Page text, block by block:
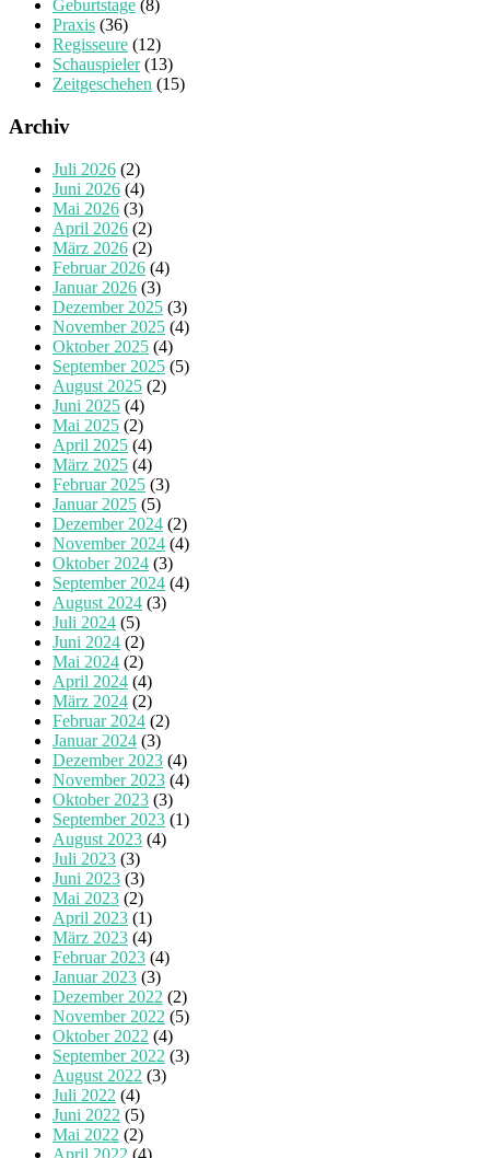
Geburtstage (8)
Praxis (36)
Regisseure (12)
Schauspieler(13)
Zeitgeschehen (15)
Archiv
Juli 2026 (2)
Juni 2026 (4)
Mai 2026 (3)
April 2026 (2)
März 2026 (2)
Februar 2026 (4)
Januar 2026 (3)
Dezember 2025 (3)
November 2025 (4)
Oktober 2025 (4)
September 2025 (5)
August 2025 (2)
Juni 2025 (4)
Mai 2025 (2)
April 2025 (4)
März 2025 (4)
Februar 2025 (3)
Januar 2025 (5)
Dezember 2024 (2)
November 2024 (4)
Oktober 2024 (3)
September 2024 (4)
August 2024 (3)
Juli 2024 (5)
Juni 2024 (2)
Mai 2024 (2)
April 2024 (4)
März 2024 (2)
Februar 2024 (2)
Januar 2024 (3)
Dezember 2023 (4)
November 2023 (4)
Oktober 2023 (3)
September 2023 (1)
August 2023 (4)
Juli 2023 (3)
Juni 2023 (3)
Mai 2023 (2)
April 2023 (1)
März 2023 (4)
Februar 2023 (4)
Januar 2023 (3)
Dezember 2022 (2)
November 2022 (5)
Oktober 2022 (4)
September 2022 (3)
August 2022 (3)
Juli 2022 (4)
Juni 2022 (5)
Mai 2022 (2)
April 2022 (4)